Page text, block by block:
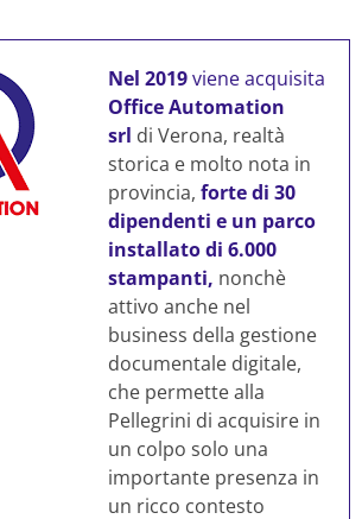
Nel 2019viene acquisita
Office Automation
srl di Verona, realtà
storica e molto nota in
provincia, forte di 30
dipendenti e un parco
installato di 6.000
stampanti, nonchè
attivo anche nel
business della gestione
documentale digitale,
che permette alla
Pellegrini di acquisire in
un colpo solo una
importante presenza in
un ricco contesto